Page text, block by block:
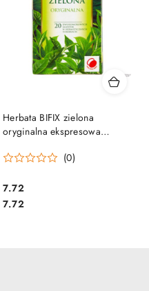
Herbata BIFIX zielona
oryginalna ekspresowa
(0)
Cena:
7.72
Cena:
7.72